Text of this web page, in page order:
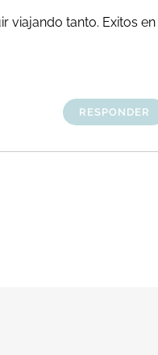
viajando tanto. Exitos en
RESPONDER